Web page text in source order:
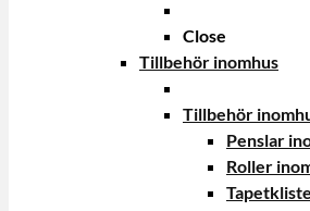
Close
Tillbehör inomhus
Tillbehör
Penslar
Roller